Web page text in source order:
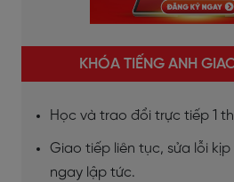
KHÓA TIẾNG ANH
Học và trao đổi trực tiếp 1
Giao tiếp liên tục, sửa lỗi
ngay lập tức.